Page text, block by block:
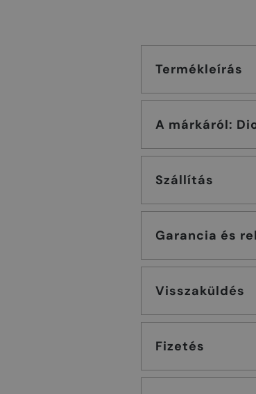
Termékleírás
A
Szállítás
Garancia és
Visszaküldés
Fizetés